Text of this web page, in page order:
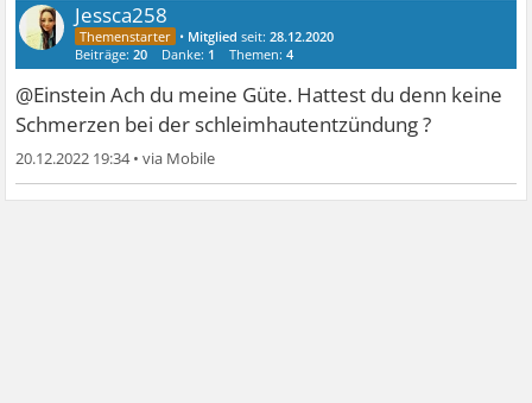
Jessca258
• Mitglied seit:28.12.2020
Beiträge:20 Danke: 1 Themen:4
@Einstein Ach du meine Güte. Hattest du denn keine
Schmerzen bei der schleimhautentzündung ?
20.12.2022 19:34•